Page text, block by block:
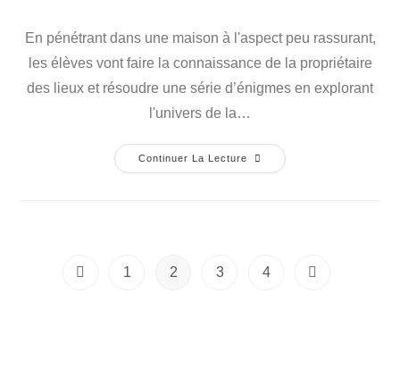
En pénétrant dans une maison à l'aspect peu rassurant,
les élèves vont faire la connaissance de la propriétaire
des lieux et résoudre une série d’énigmes en explorant
l'univers de la…
Continuer La Lecture
1 2 3 4